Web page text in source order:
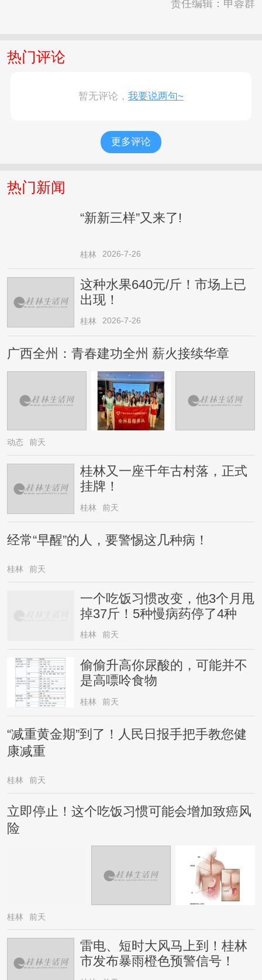
责任编辑：申蓉群
热门评论
暂无评论， 我要说两句~
更多评论
热门新闻
“新新三样”又来了!
桂林 2026-7-26
这种水果640元/斤！市场上已
出现！
桂林 2026-7-26
广西全州：青春建功全州 薪火接续华章
动态 前天
桂林又一座千年古村落，正式
挂牌！
桂林 前天
经常“早醒”的人，要警惕这几种病！
桂林 前天
一个吃饭习惯改变，他3个月甩
掉37斤！5种慢病药停了4种
桂林 前天
偷偷升高你尿酸的，可能并不
是高嘌呤食物
桂林 前天
“减重黄金期”到了！人民日报手把手教您健
康减重
桂林 前天
立即停止！这个吃饭习惯可能会增加致癌风
险
桂林 前天
雷电、短时大风马上到！桂林
市发布暴雨橙色预警信号！